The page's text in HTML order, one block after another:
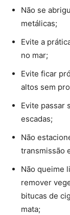
Não se
metálicas;
Evite a
no mar;
Evite ficar
altos sem
Evite passar
escadas;
Não
transmissão
Não queime
remover
bitucas de
mata;